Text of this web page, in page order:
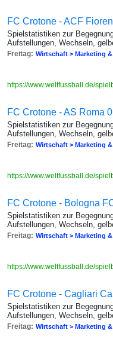
FC Crotone - ACF
Spielstatistiken zur
Aufstellungen, Wechseln,
Freitag: Wirtschaft > Marketing
https://www.weltfussball.de/
FC Crotone - AS Roma
Spielstatistiken zur
Aufstellungen, Wechseln,
Freitag: Wirtschaft > Marketing
https://www.weltfussball.de/
FC Crotone - Bologna
Spielstatistiken zur
Aufstellungen, Wechseln,
Freitag: Wirtschaft > Marketing
https://www.weltfussball.de/
FC Crotone - Cagliari
Spielstatistiken zur
Aufstellungen, Wechseln,
Freitag: Wirtschaft > Marketing